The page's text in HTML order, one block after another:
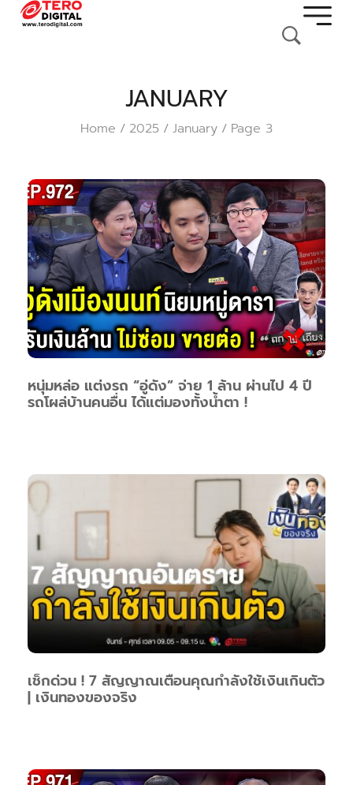
JANUARY
Home / 2025 / January / Page 3
หนุ่มหล่อ แต่งรถ “อู่ดัง” จ่าย 1 ล้าน ผ่านไป 4 ปี
รถโผล่บ้านคนอื่น ได้แต่มองทั้งน้ำตา !
เช็กด่วน ! 7 สัญญาณเตือนคุณกำลังใช้เงินเกินตัว
| เงินทองของจริง